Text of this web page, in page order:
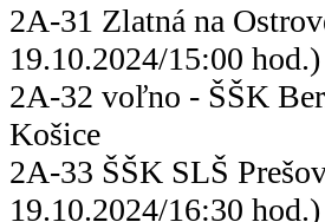
2A-31 Zlatná na
19.10.2024/15:00
2A-32 voľno - ŠŠK
Košice
2A-33 ŠŠK SLŠ
19.10.2024/16:30